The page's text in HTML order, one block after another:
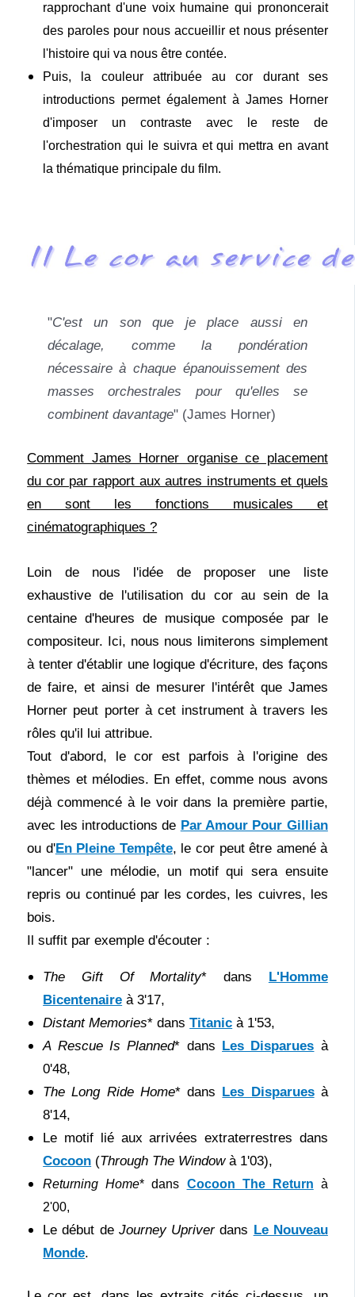
rapprochant d'une voix humaine qui prononcerait
des paroles pour nous accueillir et nous présenter
l'histoire qui va nous être contée.
Puis, la couleur attribuée au cor durant ses
introductions permet également à James Horner
d'imposer un contraste avec le reste de
l'orchestration qui le suivra et qui mettra en avant
la thématique principale du film.
"C'est un son que je place aussi en
décalage, comme la pondération
nécessaire à chaque épanouissement des
masses orchestrales pour qu'elles se
combinent davantage" (James Horner)
Comment James Horner organise ce placement
du cor par rapport aux autres instruments et quels
en sont les fonctions musicales et
cinématographiques ?
Loin de nous l'idée de proposer une liste
exhaustive de l'utilisation du cor au sein de la
centaine d'heures de musique composée par le
compositeur. Ici, nous nous limiterons simplement
à tenter d'établir une logique d'écriture, des façons
de faire, et ainsi de mesurer l'intérêt que James
Horner peut porter à cet instrument à travers les
rôles qu'il lui attribue.
Tout d'abord, le cor est parfois à l'origine des
thèmes et mélodies. En effet, comme nous avons
déjà commencé à le voir dans la première partie,
avec les introductions de Par Amour Pour Gillian
ou d'En Pleine Tempête, le cor peut être amené à
"lancer" une mélodie, un motif qui sera ensuite
repris ou continué par les cordes, les cuivres, les
bois.
Il suffit par exemple d'écouter :
The Gift Of Mortality* dans L'Homme
Bicentenaire à 3'17,
Distant Memories* dansTitanic à 1'53,
A Rescue Is Planned* dans Les Disparues à
0'48,
The Long Ride Home* dans Les Disparuesà
8'14,
Le motif lié aux arrivées extraterrestres dans
Cocoon (Through The Windowà 1'03),
Returning Home* dans Cocoon The Return à
2'00,
Le début de Journey Upriverdans Le Nouveau
Monde.